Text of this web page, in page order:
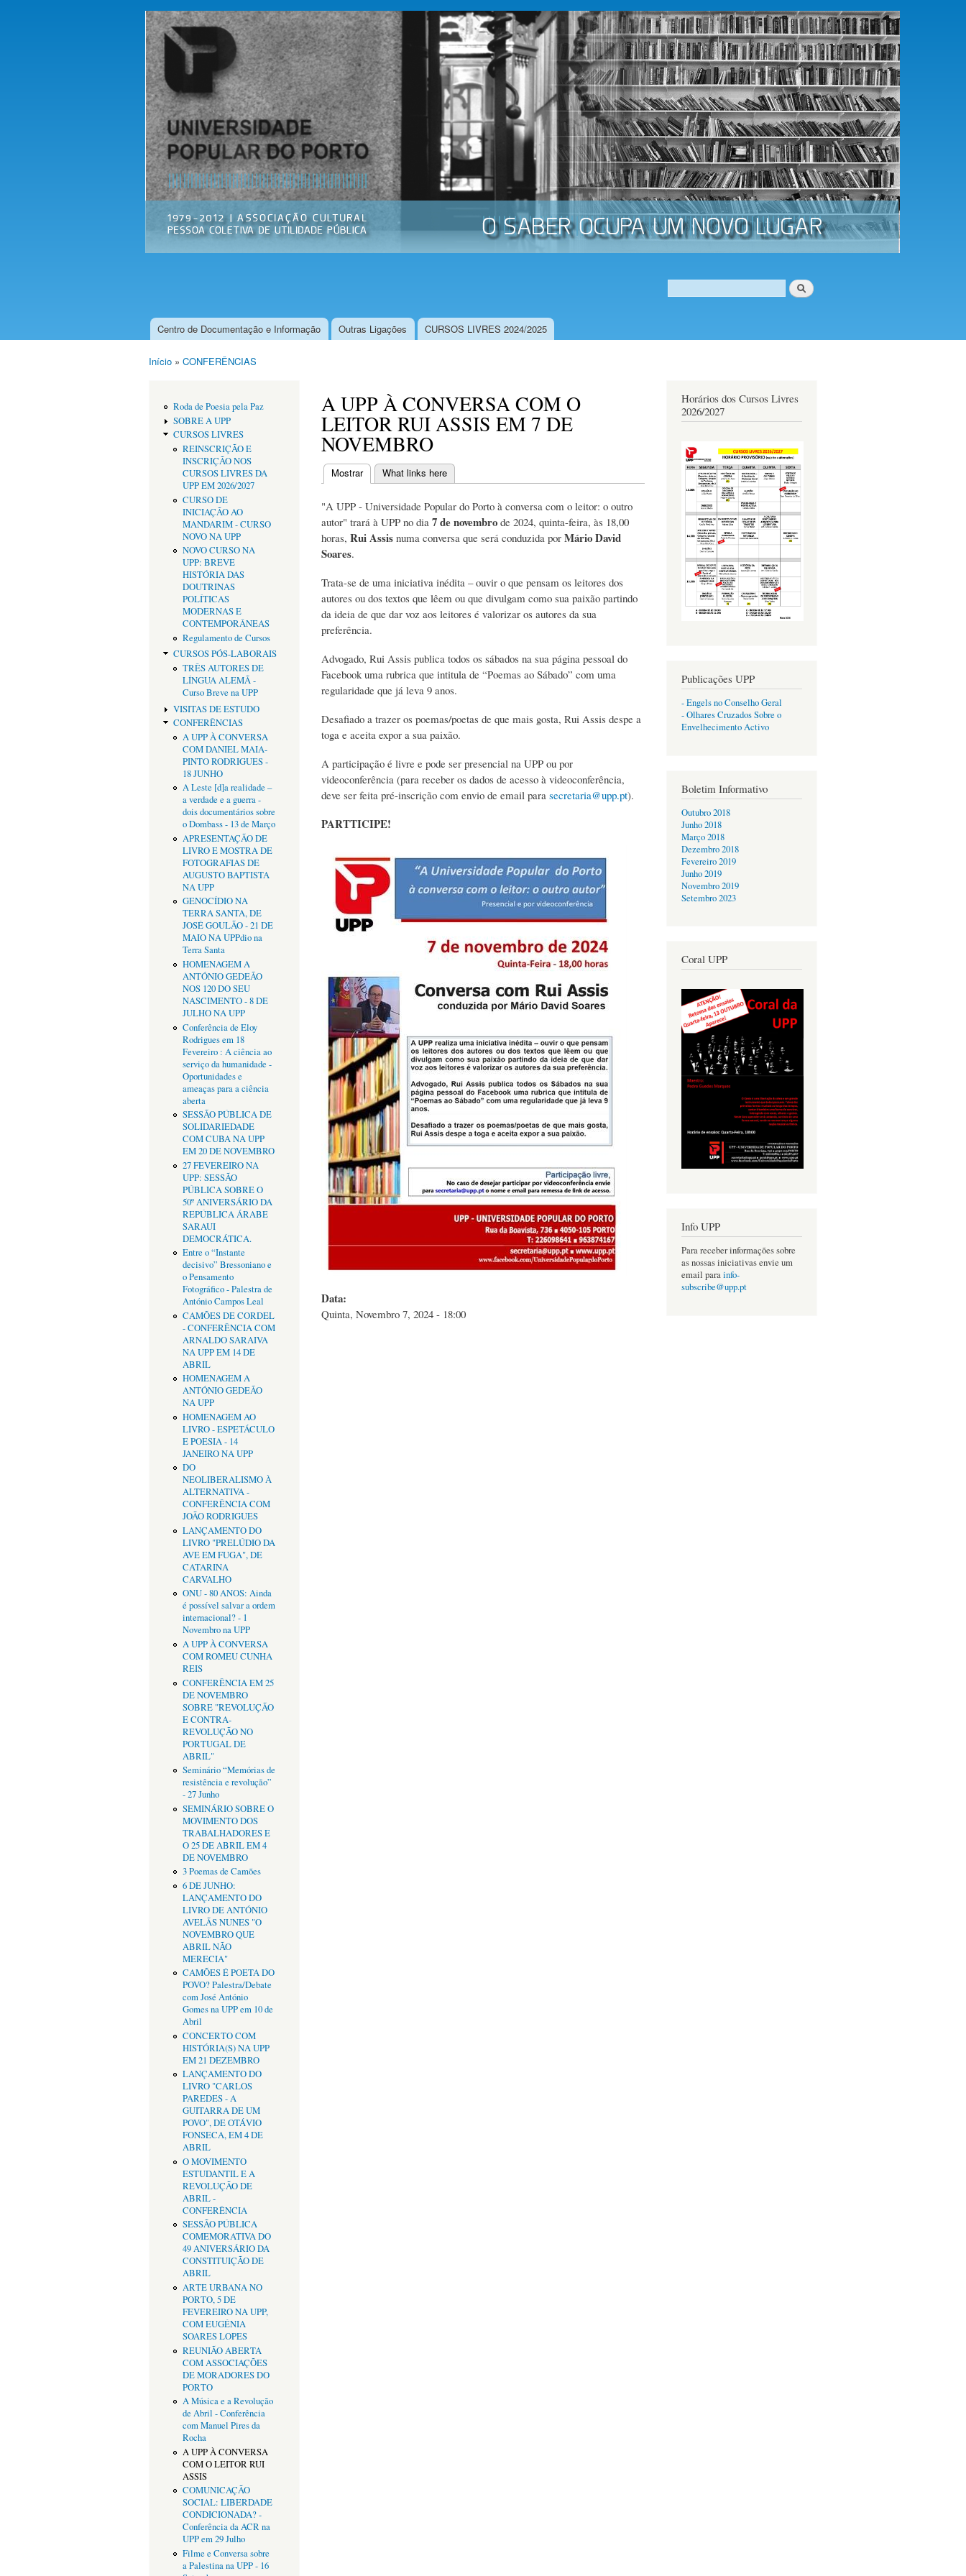
Passar
para o
conteúdo
principal
Universidade
Popular do
Porto
Associação
Cultural
Formulário de procura
Procurar
Menu principal
Centro de Documentação e Informação Outras Ligações CURSOS LIVRES 2024/2025
Início » CONFERÊNCIAS
Roda de Poesia pela Paz
SOBRE A UPP
CURSOS LIVRES
REINSCRIÇÃO E
INSCRIÇÃO NOS
CURSOS LIVRES DA
UPP EM 2026/2027
CURSO DE
INICIAÇÃO AO
MANDARIM - CURSO
NOVO NA UPP
NOVO CURSO NA
UPP: BREVE
HISTÓRIA DAS
DOUTRINAS
POLÍTICAS
MODERNAS E
CONTEMPORÂNEAS
Regulamento de Cursos
CURSOS PÓS-LABORAIS
TRÊS AUTORES DE
LÍNGUA ALEMÃ -
Curso Breve na UPP
VISITAS DE ESTUDO
CONFERÊNCIAS
A UPP À CONVERSA
COM DANIEL MAIA-
PINTO RODRIGUES -
18 JUNHO
A Leste [d]a realidade –
a verdade e a guerra -
dois documentários sobre
o Dombass - 13 de Março
APRESENTAÇÃO DE
LIVRO E MOSTRA DE
FOTOGRAFIAS DE
AUGUSTO BAPTISTA
NA UPP
GENOCÍDIO NA
TERRA SANTA, DE
JOSÉ GOULÃO - 21 DE
MAIO NA UPPdio na
Terra Santa
HOMENAGEM A
ANTÓNIO GEDEÃO
NOS 120 DO SEU
NASCIMENTO - 8 DE
JULHO NA UPP
Conferência de Eloy
Rodrigues em 18
Fevereiro : A ciência ao
serviço da humanidade -
Oportunidades e
ameaças para a ciência
aberta
SESSÃO PÚBLICA DE
SOLIDARIEDADE
COM CUBA NA UPP
EM 20 DE NOVEMBRO
27 FEVEREIRO NA
UPP: SESSÃO
PÚBLICA SOBRE O
50º ANIVERSÁRIO DA
REPÚBLICA ÁRABE
SARAUI
DEMOCRÁTICA.
Entre o “Instante
decisivo” Bressoniano e
o Pensamento
Fotográfico - Palestra de
António Campos Leal
CAMÕES DE CORDEL
- CONFERÊNCIA COM
ARNALDO SARAIVA
NA UPP EM 14 DE
ABRIL
HOMENAGEM A
ANTÓNIO GEDEÃO
NA UPP
HOMENAGEM AO
LIVRO - ESPETÁCULO
E POESIA - 14
JANEIRO NA UPP
DO
NEOLIBERALISMO À
ALTERNATIVA -
CONFERÊNCIA COM
JOÃO RODRIGUES
LANÇAMENTO DO
LIVRO "PRELÚDIO DA
AVE EM FUGA", DE
CATARINA
CARVALHO
ONU - 80 ANOS: Ainda
é possível salvar a ordem
internacional? - 1
Novembro na UPP
A UPP À CONVERSA
COM ROMEU CUNHA
REIS
CONFERÊNCIA EM 25
DE NOVEMBRO
SOBRE "REVOLUÇÃO
E CONTRA-
REVOLUÇÃO NO
PORTUGAL DE
ABRIL"
Seminário “Memórias de
resistência e revolução”
- 27 Junho
SEMINÁRIO SOBRE O
MOVIMENTO DOS
TRABALHADORES E
O 25 DE ABRIL EM 4
DE NOVEMBRO
3 Poemas de Camões
6 DE JUNHO:
LANÇAMENTO DO
LIVRO DE ANTÓNIO
AVELÃS NUNES "O
NOVEMBRO QUE
ABRIL NÃO
MERECIA"
CAMÕES É POETA DO
POVO? Palestra/Debate
com José António
Gomes na UPP em 10 de
Abril
CONCERTO COM
HISTÓRIA(S) NA UPP
EM 21 DEZEMBRO
LANÇAMENTO DO
LIVRO "CARLOS
PAREDES - A
GUITARRA DE UM
POVO", DE OTÁVIO
FONSECA, EM 4 DE
ABRIL
O MOVIMENTO
ESTUDANTIL E A
REVOLUÇÃO DE
ABRIL -
CONFERÊNCIA
SESSÃO PÚBLICA
COMEMORATIVA DO
49 ANIVERSÁRIO DA
CONSTITUIÇÃO DE
ABRIL
ARTE URBANA NO
PORTO, 5 DE
FEVEREIRO NA UPP,
COM EUGÉNIA
SOARES LOPES
REUNIÃO ABERTA
COM ASSOCIAÇÕES
DE MORADORES DO
PORTO
A Música e a Revolução
de Abril - Conferência
com Manuel Pires da
Rocha
A UPP À CONVERSA
COM O LEITOR RUI
ASSIS
COMUNICAÇÃO
SOCIAL: LIBERDADE
CONDICIONADA? -
Conferência da ACR na
UPP em 29 Julho
Filme e Conversa sobre
a Palestina na UPP - 16
A UPP À CONVERSA COM O
LEITOR RUI ASSIS EM 7 DE
NOVEMBRO
Separadores primários
Mostrar(separador ativo)
What links here
"A UPP - Universidade Popular do Porto à conversa com o leitor: o outro
autor" trará à UPP no dia 7 de novembro de 2024, quinta-feira, às 18,00
horas, Rui Assis numa conversa que será conduzida por Mário David
Soares.
Trata-se de uma iniciativa inédita – ouvir o que pensam os leitores dos
autores ou dos textos que lêem ou que divulgam como sua paixão partindo
da ideia de que dar voz aos leitores é valorizar os autores da sua
preferência.
Advogado, Rui Assis publica todos os sábados na sua página pessoal do
Facebook uma rubrica que intitula de “Poemas ao Sábado” com uma
regularidade que já leva 9 anos.
Desafiado a trazer os poemas/poetas de que mais gosta, Rui Assis despe a
toga e aceita expor a sua paixão.
A participação é livre e pode ser presencial na UPP ou por
videoconferência (para receber os dados de acesso à videoconferência,
deve ser feita pré-inscrição com envio de email para secretaria@upp.pt).
PARTTICIPE!
Data:
Quinta, Novembro 7, 2024 - 18:00
Horários dos Cursos Livres
2026/2027
Publicações UPP
- Engels no Conselho Geral
- Olhares Cruzados Sobre o
Envelhecimento Activo
Boletim Informativo
Outubro 2018
Junho 2018
Março 2018
Dezembro 2018
Fevereiro 2019
Junho 2019
Novembro 2019
Setembro 2023
Coral UPP
Info UPP
Para receber informações sobre
as nossas iniciativas envie um
email parainfo-
subscribe@upp.pt